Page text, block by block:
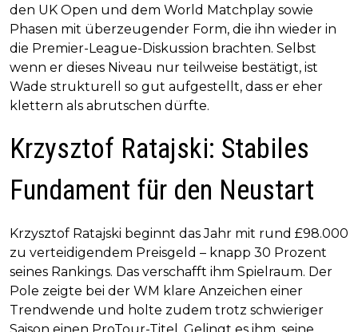
den UK Open und dem World Matchplay sowie
Phasen mit überzeugender Form, die ihn wieder in
die Premier-League-Diskussion brachten. Selbst
wenn er dieses Niveau nur teilweise bestätigt, ist
Wade strukturell so gut aufgestellt, dass er eher
klettern als abrutschen dürfte.
Krzysztof Ratajski: Stabiles
Fundament für den Neustart
Krzysztof Ratajski beginnt das Jahr mit rund £98.000
zu verteidigendem Preisgeld – knapp 30 Prozent
seines Rankings. Das verschafft ihm Spielraum. Der
Pole zeigte bei der WM klare Anzeichen einer
Trendwende und holte zudem trotz schwieriger